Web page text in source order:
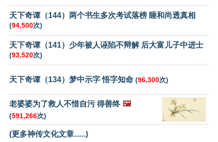
天下奇谭（144）两个书生多次考试落榜 睡和尚透真相
(94,500次)
天下奇谭（141）少年被人诬陷不辩解 后大富儿子中进士
(93,520次)
天下奇谭（134）梦中示字 悟字知命 (96,300次)
老婆婆为了救人不惜自污 得善终 🖼️
(591,266次)
(更多神传文化文章......)